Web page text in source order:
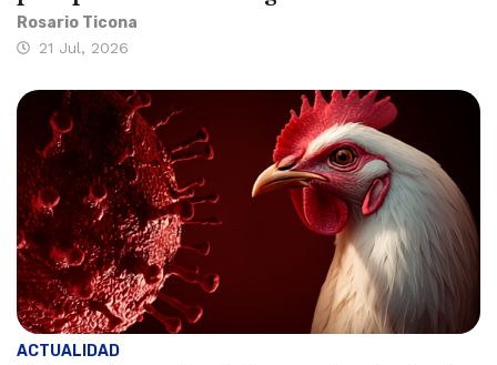
Rosario Ticona
21 Jul, 2026
ACTUALIDAD